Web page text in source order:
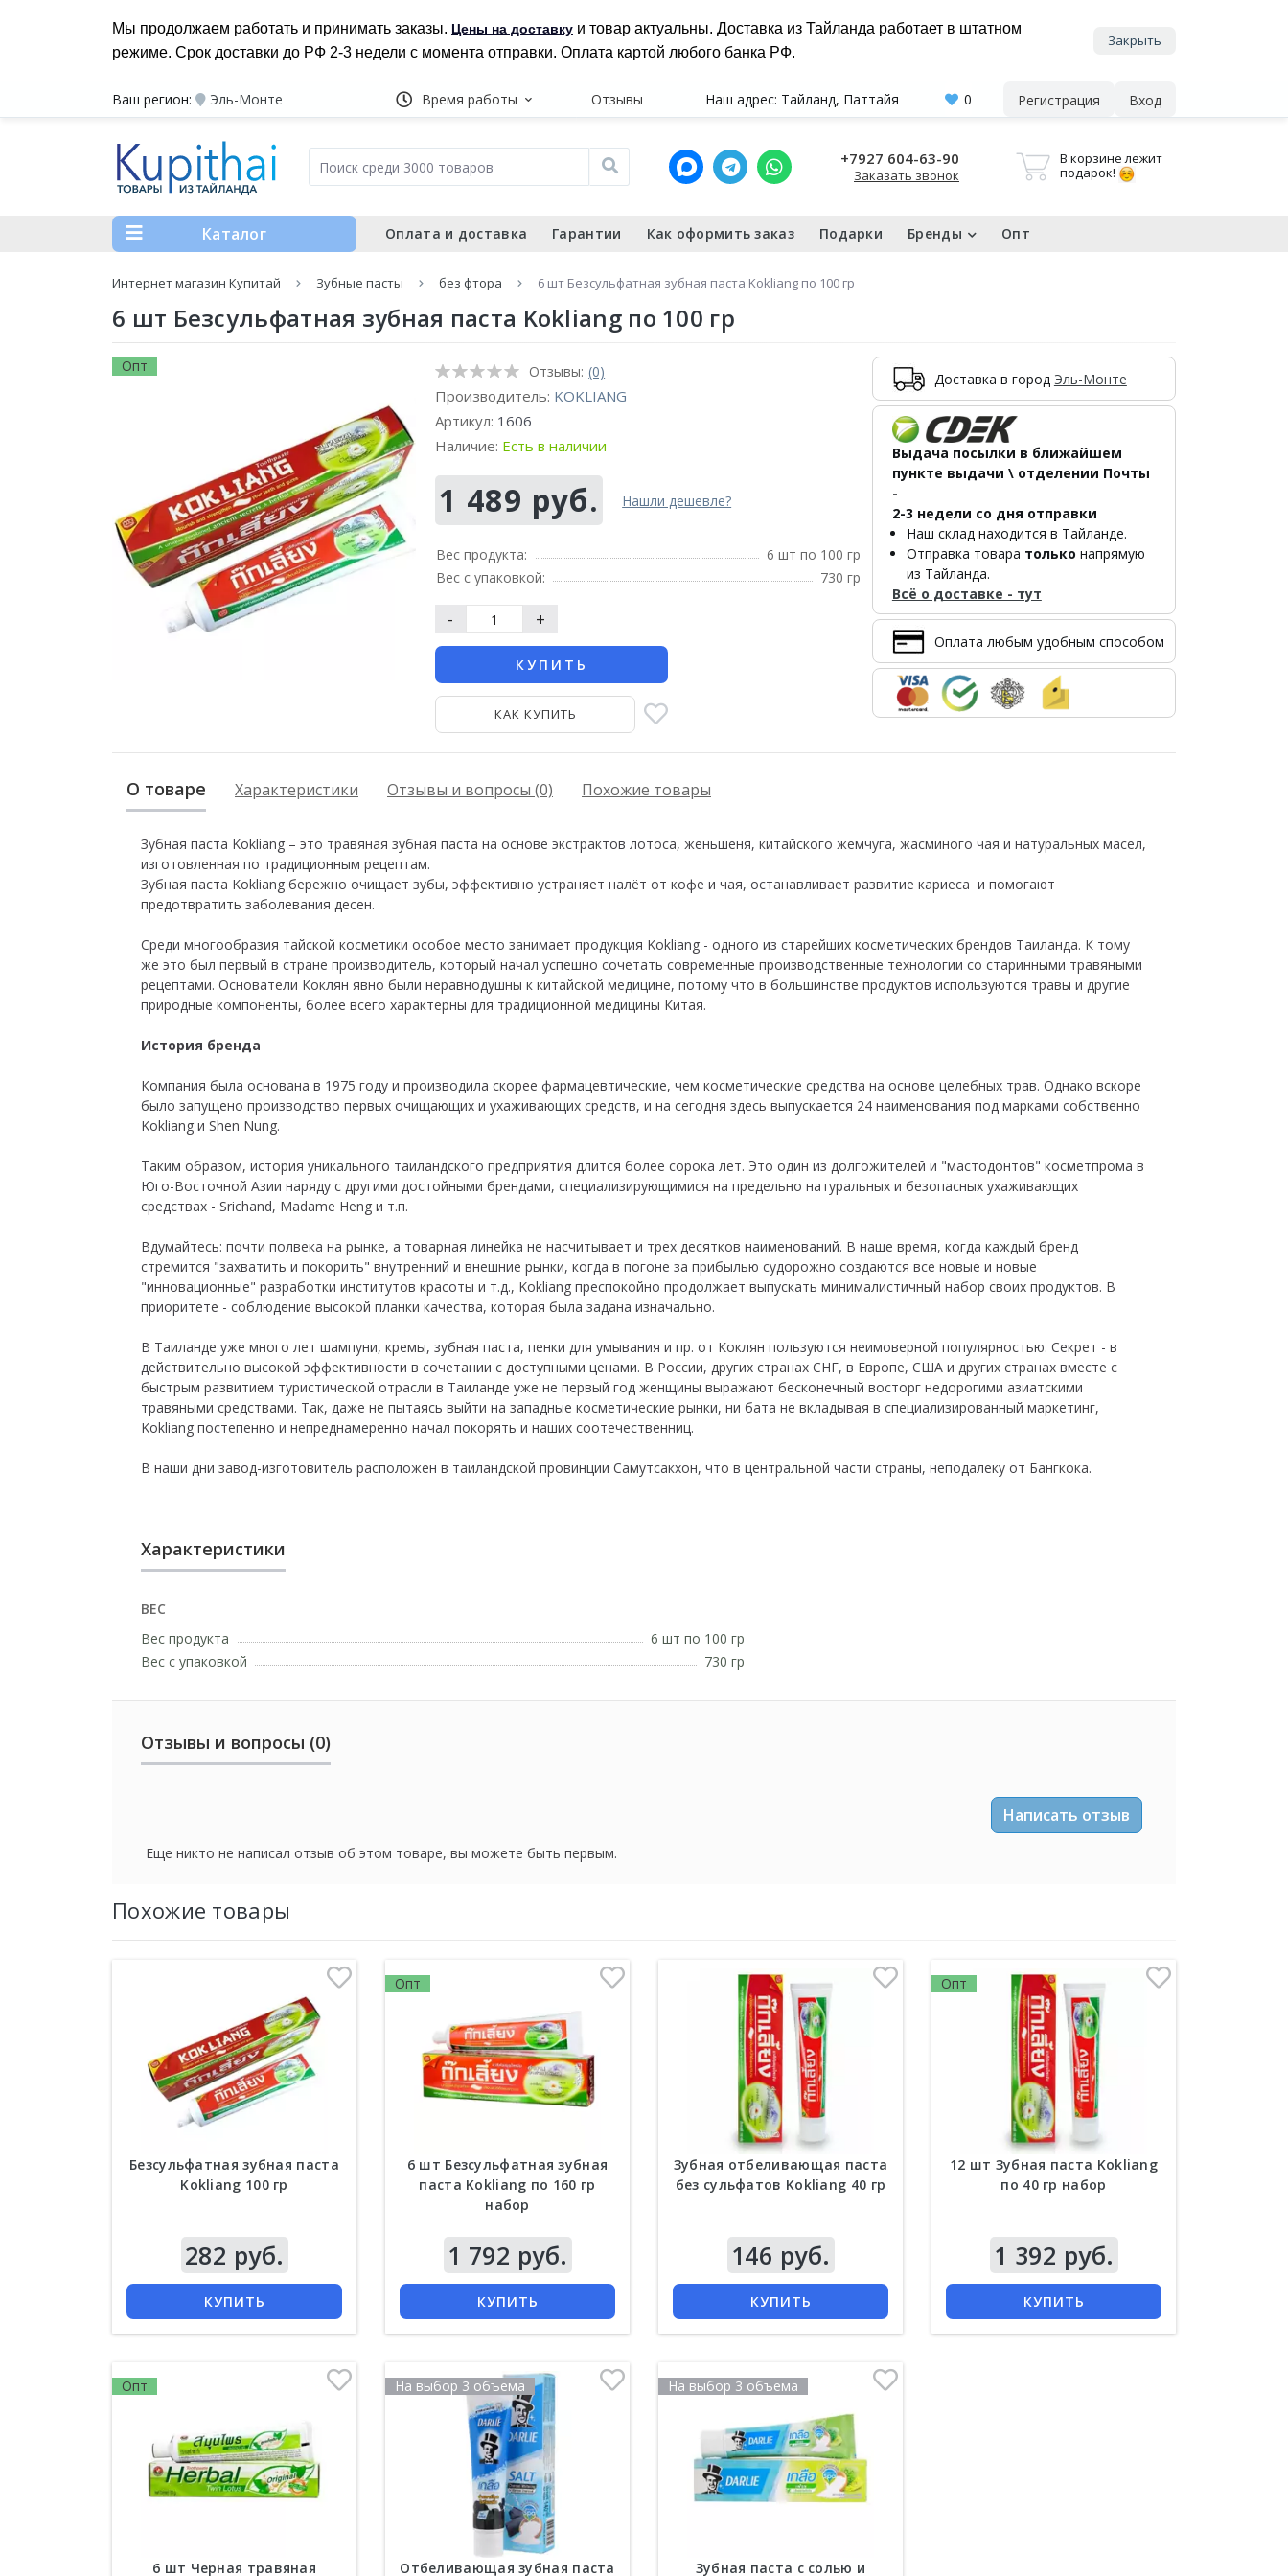
Мы продолжаем работать и принимать заказы. Цены на доставку и товар актуальны. Доставка из Тайланда работает в штатном
режиме. Срок доставки до РФ 2-3 недели с момента отправки. Оплата картой любого банка РФ.
Закрыть
Ваш регион: Эль-Монте Время работы Отзывы Наш адрес: Тайланд, Паттайя 0 Регистрация Вход
+7927 604-63-90
Заказать звонок
В корзине лежит
подарок!
Каталог Оплата и доставка Гарантии Как оформить заказ Подарки Бренды Опт
Интернет магазин Купитай Зубные пасты без фтора 6 шт Безсульфатная зубная паста Kokliang по 100 гр
6 шт Безсульфатная зубная паста Kokliang по 100 гр
Опт Отзывы: (0)
Производитель: KOKLIANG
Артикул: 1606
Наличие: Есть в наличии
1 489 руб. Нашли дешевле?
Вес продукта:
6 шт по 100 гр
Вес с упаковкой:
730 гр
- +
КУПИТЬ
КАК КУПИТЬ
Доставка в город Эль-Монте
Выдача посылки в ближайшем
пункте выдачи \ отделении Почты
-
2-3 недели со дня отправки
Наш склад находится в Тайланде.
Отправка товара только напрямую
из Тайланда.
Всё о доставке - тут
Оплата любым удобным способом
О товаре Характеристики Отзывы и вопросы (0) Похожие товары
Зубная паста Kokliang – это травяная зубная паста на основе экстрактов лотоса, женьшеня, китайского жемчуга, жасминого чая и натуральных масел,
изготовленная по традиционным рецептам.
Зубная паста Kokliang бережно очищает зубы, эффективно устраняет налёт от кофе и чая, останавливает развитие кариеса и помогают
предотвратить заболевания десен.
Среди многообразия тайской косметики особое место занимает продукция Kokliang - одного из старейших косметических брендов Таиланда. К тому
же это был первый в стране производитель, который начал успешно сочетать современные производственные технологии со старинными травяными
рецептами. Основатели Коклян явно были неравнодушны к китайской медицине, потому что в большинстве продуктов используются травы и другие
природные компоненты, более всего характерны для традиционной медицины Китая.
История бренда
Компания была основана в 1975 году и производила скорее фармацевтические, чем косметические средства на основе целебных трав. Однако вскоре
было запущено производство первых очищающих и ухаживающих средств, и на сегодня здесь выпускается 24 наименования под марками собственно
Kokliang и Shen Nung.
Таким образом, история уникального таиландского предприятия длится более сорока лет. Это один из долгожителей и "мастодонтов" косметпрома в
Юго-Восточной Азии наряду с другими достойными брендами, специализирующимися на предельно натуральных и безопасных ухаживающих
средствах - Srichand, Madame Heng и т.п.
Вдумайтесь: почти полвека на рынке, а товарная линейка не насчитывает и трех десятков наименований. В наше время, когда каждый бренд
стремится "захватить и покорить" внутренний и внешние рынки, когда в погоне за прибылью судорожно создаются все новые и новые
"инновационные" разработки институтов красоты и т.д., Kokliang преспокойно продолжает выпускать минималистичный набор своих продуктов. В
приоритете - соблюдение высокой планки качества, которая была задана изначально.
В Таиланде уже много лет шампуни, кремы, зубная паста, пенки для умывания и пр. от Коклян пользуются неимоверной популярностью. Секрет - в
действительно высокой эффективности в сочетании с доступными ценами. В России, других странах СНГ, в Европе, США и других странах вместе с
быстрым развитием туристической отрасли в Таиланде уже не первый год женщины выражают бесконечный восторг недорогими азиатскими
травяными средствами. Так, даже не пытаясь выйти на западные косметические рынки, ни бата не вкладывая в специализированный маркетинг,
Kokliang постепенно и непреднамеренно начал покорять и наших соотечественниц.
В наши дни завод-изготовитель расположен в таиландской провинции Самутсакхон, что в центральной части страны, неподалеку от Бангкока.
Характеристики
ВЕС
Вес продукта
6 шт по 100 гр
Вес с упаковкой
730 гр
Отзывы и вопросы (0)
Написать отзыв
Еще никто не написал отзыв об этом товаре, вы можете быть первым.
Похожие товары
Безсульфатная зубная паста
Kokliang 100 гр
282 руб.
КУПИТЬ
Опт
6 шт Безсульфатная зубная
паста Kokliang по 160 гр
набор
1 792 руб.
КУПИТЬ
Зубная отбеливающая паста
без сульфатов Kokliang 40 гр
146 руб.
КУПИТЬ
Опт
12 шт Зубная паста Kokliang
по 40 гр набор
1 392 руб.
КУПИТЬ
Опт
6 шт Черная травяная
На выбор 3 объема
Отбеливающая зубная паста
На выбор 3 объема
Зубная паста с солью и